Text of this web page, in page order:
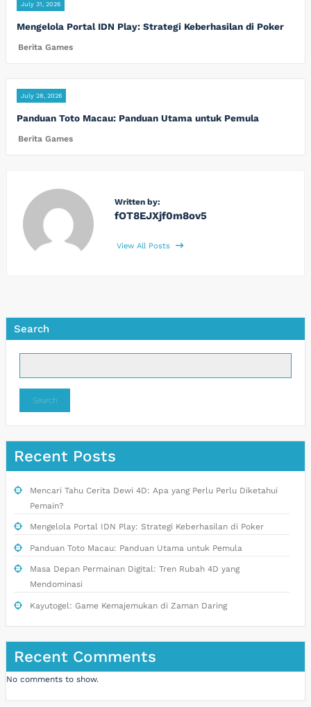
July 31, 2026
Mengelola Portal IDN Play: Strategi Keberhasilan di Poker
Berita Games
July 28, 2026
Panduan Toto Macau: Panduan Utama untuk Pemula
Berita Games
Written by:
fOT8EJXjf0m8ov5
View All Posts
Search
Search
Recent Posts
Mencari Tahu Cerita Dewi 4D: Apa yang Perlu Perlu Diketahui
Pemain?
Mengelola Portal IDN Play: Strategi Keberhasilan di Poker
Panduan Toto Macau: Panduan Utama untuk Pemula
Masa Depan Permainan Digital: Tren Rubah 4D yang
Mendominasi
Kayutogel: Game Kemajemukan di Zaman Daring
Recent Comments
No comments to show.